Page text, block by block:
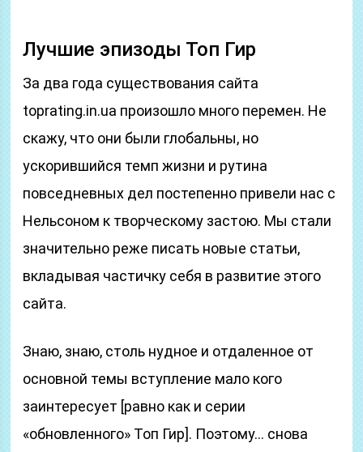
Лучшие эпизоды Топ Гир
За два года существования сайта
toprating.in.ua произошло много перемен. Не
скажу, что они были глобальны, но
ускорившийся темп жизни и рутина
повседневных дел постепенно привели нас с
Нельсоном к творческому застою. Мы стали
значительно реже писать новые статьи,
вкладывая частичку себя в развитие этого
сайта.
Знаю, знаю, столь нудное и отдаленное от
основной темы вступление мало кого
заинтересует [равно как и серии
«обновленного» Топ Гир]. Поэтому… снова